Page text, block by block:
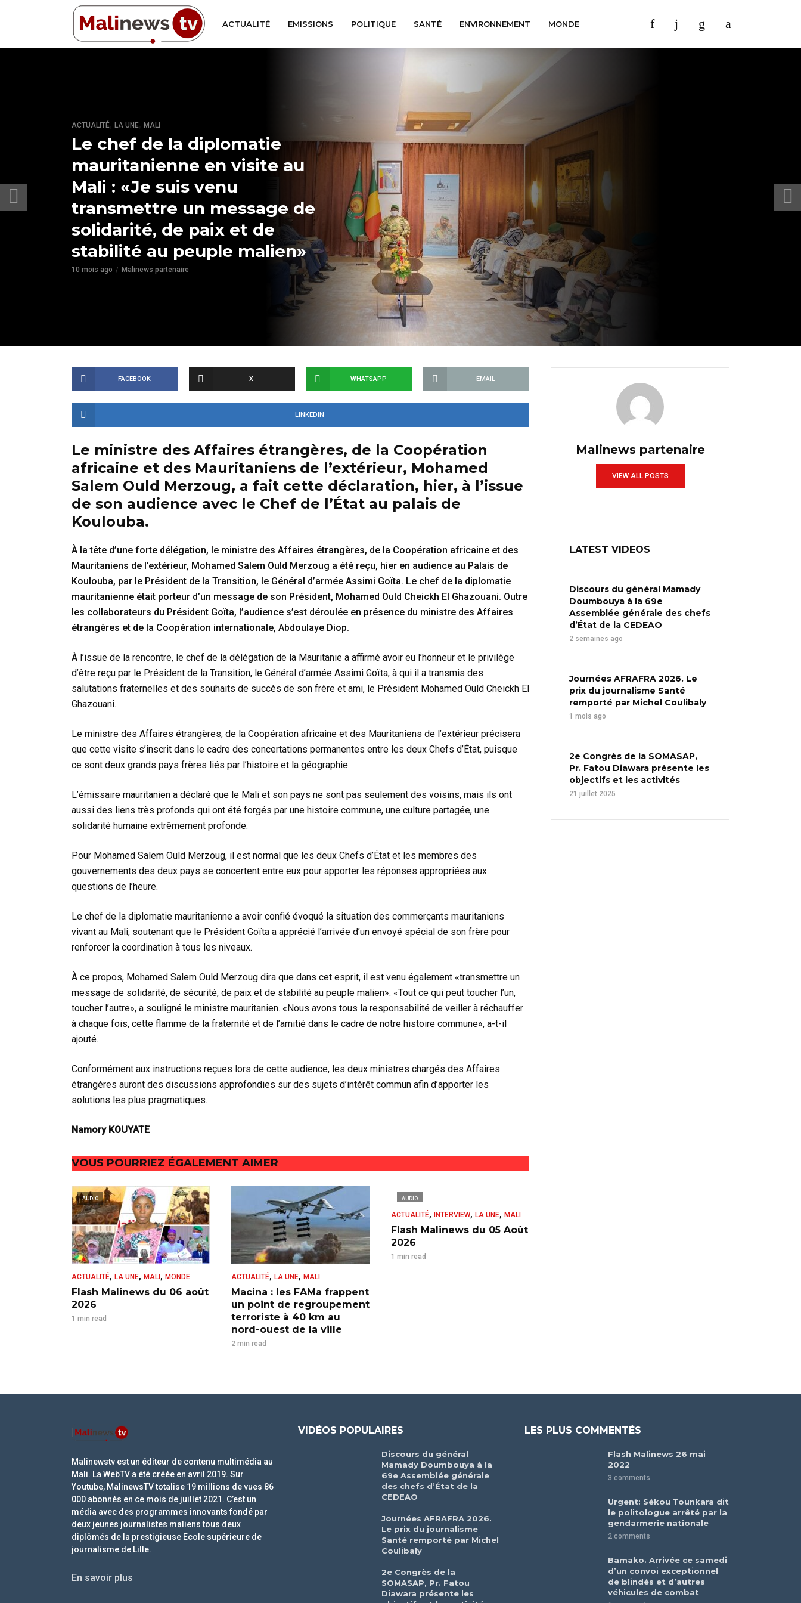
ACTUALITÉ EMISSIONS POLITIQUE SANTÉ ENVIRONNEMENT MONDE
ACTUALITÉ LA UNE MALI
Le chef de la diplomatie
mauritanienne en visite au
Mali : «Je suis venu
transmettre un message de
solidarité, de paix et de
stabilité au peuple malien»
10 mois ago Malinews partenaire
FACEBOOK X WHATSAPP EMAIL
LINKEDIN
Le ministre des Affaires étrangères, de la Coopération
africaine et des Mauritaniens de l’extérieur, Mohamed
Salem Ould Merzoug, a fait cette déclaration, hier, à l’issue
de son audience avec le Chef de l’État au palais de
Koulouba.
À la tête d’une forte délégation, le ministre des Affaires étrangères, de la Coopération africaine et des
Mauritaniens de l’extérieur, Mohamed Salem Ould Merzoug a été reçu, hier en audience au Palais de
Koulouba, par le Président de la Transition, le Général d’armée Assimi Goïta. Le chef de la diplomatie
mauritanienne était porteur d’un message de son Président, Mohamed Ould Cheickh El Ghazouani. Outre
les collaborateurs du Président Goïta, l’audience s’est déroulée en présence du ministre des Affaires
étrangères et de la Coopération internationale, Abdoulaye Diop.
À l’issue de la rencontre, le chef de la délégation de la Mauritanie a affirmé avoir eu l’honneur et le privilège
d’être reçu par le Président de la Transition, le Général d’armée Assimi Goïta, à qui il a transmis des
salutations fraternelles et des souhaits de succès de son frère et ami, le Président Mohamed Ould Cheickh El
Ghazouani.
Le ministre des Affaires étrangères, de la Coopération africaine et des Mauritaniens de l’extérieur précisera
que cette visite s’inscrit dans le cadre des concertations permanentes entre les deux Chefs d’État, puisque
ce sont deux grands pays frères liés par l’histoire et la géographie.
L’émissaire mauritanien a déclaré que le Mali et son pays ne sont pas seulement des voisins, mais ils ont
aussi des liens très profonds qui ont été forgés par une histoire commune, une culture partagée, une
solidarité humaine extrêmement profonde.
Pour Mohamed Salem Ould Merzoug, il est normal que les deux Chefs d’État et les membres des
gouvernements des deux pays se concertent entre eux pour apporter les réponses appropriées aux
questions de l’heure.
Le chef de la diplomatie mauritanienne a avoir confié évoqué la situation des commerçants mauritaniens
vivant au Mali, soutenant que le Président Goïta a apprécié l’arrivée d’un envoyé spécial de son frère pour
renforcer la coordination à tous les niveaux.
À ce propos, Mohamed Salem Ould Merzoug dira que dans cet esprit, il est venu également «transmettre un
message de solidarité, de sécurité, de paix et de stabilité au peuple malien». «Tout ce qui peut toucher l’un,
toucher l’autre», a souligné le ministre mauritanien. «Nous avons tous la responsabilité de veiller à réchauffer
à chaque fois, cette flamme de la fraternité et de l’amitié dans le cadre de notre histoire commune», a-t-il
ajouté.
Conformément aux instructions reçues lors de cette audience, les deux ministres chargés des Affaires
étrangères auront des discussions approfondies sur des sujets d’intérêt commun afin d’apporter les
solutions les plus pragmatiques.
Namory KOUYATE
VOUS POURRIEZ ÉGALEMENT AIMER
AUDIO
ACTUALITÉ, LA UNE, MALI , MONDE
Flash Malinews du 06 août
2026
1 min read
ACTUALITÉ, LA UNE, MALI
Macina : les FAMa frappent
un point de regroupement
terroriste à 40 km au
nord-ouest de la ville
2 min read
AUDIO
ACTUALITÉ, INTERVIEW, LA UNE, MALI
Flash Malinews du 05 Août
2026
1 min read
Malinews partenaire
VIEW ALL POSTS
LATEST VIDEOS
Discours du général Mamady
Doumbouya à la 69e
Assemblée générale des chefs
d’État de la CEDEAO
2 semaines ago
Journées AFRAFRA 2026. Le
prix du journalisme Santé
remporté par Michel Coulibaly
1 mois ago
2e Congrès de la SOMASAP,
Pr. Fatou Diawara présente les
objectifs et les activités
21 juillet 2025
Malinewstv est un éditeur de contenu multimédia au
Mali. La WebTV a été créée en avril 2019. Sur
Youtube, MalinewsTV totalise 19 millions de vues 86
000 abonnés en ce mois de juillet 2021. C’est un
média avec des programmes innovants fondé par
deux jeunes journalistes maliens tous deux
diplômés de la prestigieuse Ecole supérieure de
journalisme de Lille.
En savoir plus
VIDÉOS POPULAIRES
Discours du général
Mamady Doumbouya à la
69e Assemblée générale
des chefs d’État de la
CEDEAO
Journées AFRAFRA 2026.
Le prix du journalisme
Santé remporté par Michel
Coulibaly
2e Congrès de la
SOMASAP, Pr. Fatou
Diawara présente les
LES PLUS COMMENTÉS
Flash Malinews 26 mai
2022
3 comments
Urgent: Sékou Tounkara dit
le politologue arrêté par la
gendarmerie nationale
2 comments
Bamako. Arrivée ce samedi
d’un convoi exceptionnel
de blindés et d’autres
véhicules de combat